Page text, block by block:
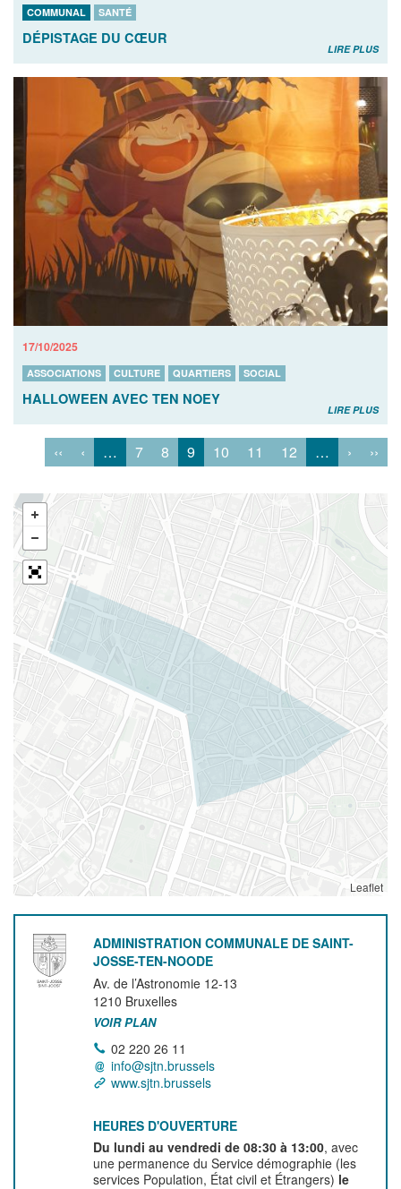
COMMUNAL SANTÉ
DÉPISTAGE DU CŒUR
LIRE PLUS
17/10/2025
ASSOCIATIONS CULTURE QUARTIERS SOCIAL
HALLOWEEN AVEC TEN NOEY
LIRE PLUS
‹‹ ‹ … 7 8 9 10 11 12 … › ››
Leaflet
ADMINISTRATION COMMUNALE DE SAINT-
JOSSE-TEN-NOODE
Av. de l’Astronomie 12-13
1210 Bruxelles
VOIR PLAN
02 220 26 11
info@sjtn.brussels
www.sjtn.brussels
HEURES D'OUVERTURE
Du lundi au vendredi de 08:30 à 13:00, avec
une permanence du Service démographie (les
services Population, État civil et Étrangers) le